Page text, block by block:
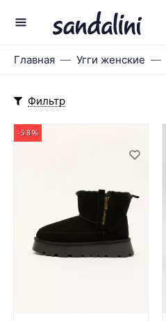
Главная Угги женские
Фильтр
-58%